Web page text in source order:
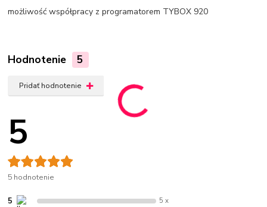
możliwość współpracy z programatorem TYBOX 920
Hodnotenie 5
Pridať hodnotenie
5
5 hodnotenie
5 5 x